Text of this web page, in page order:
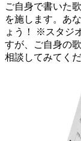
ご自身で書いた
を施します。あ
ょう！ ※スタジ
すが、ご自身の
相談してみてくだ